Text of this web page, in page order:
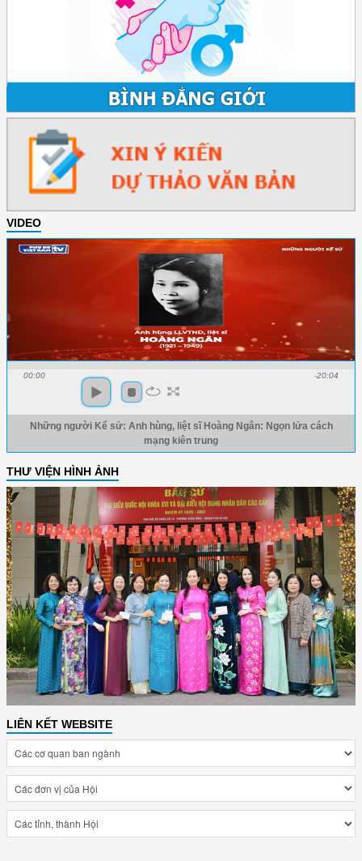
VIDEO
00:00 -20:04
Những người Kể sử: Anh hùng, liệt sĩ Hoàng Ngân: Ngọn lửa cách
mạng kiên trung
THƯ VIỆN HÌNH ẢNH
LIÊN KẾT WEBSITE